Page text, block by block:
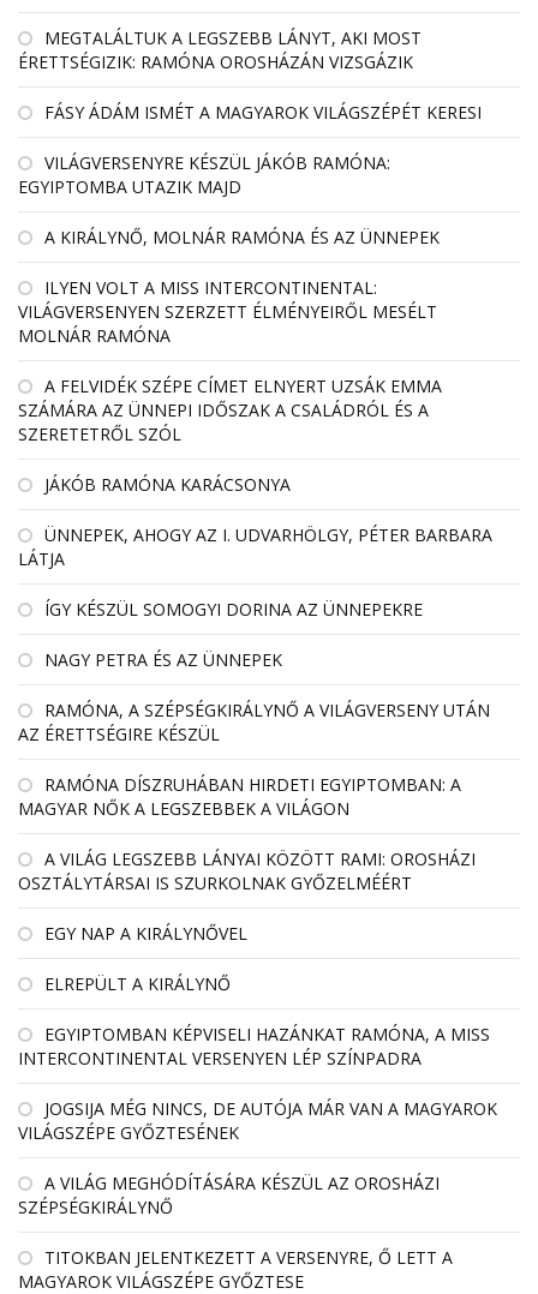
MEGTALÁLTUK A LEGSZEBB LÁNYT, AKI MOST
ÉRETTSÉGIZIK: RAMÓNA OROSHÁZÁN VIZSGÁZIK
FÁSY ÁDÁM ISMÉT A MAGYAROK VILÁGSZÉPÉT KERESI
VILÁGVERSENYRE KÉSZÜL JÁKÓB RAMÓNA:
EGYIPTOMBA UTAZIK MAJD
A KIRÁLYNŐ, MOLNÁR RAMÓNA ÉS AZ ÜNNEPEK
ILYEN VOLT A MISS INTERCONTINENTAL:
VILÁGVERSENYEN SZERZETT ÉLMÉNYEIRŐL MESÉLT
MOLNÁR RAMÓNA
A FELVIDÉK SZÉPE CÍMET ELNYERT UZSÁK EMMA
SZÁMÁRA AZ ÜNNEPI IDŐSZAK A CSALÁDRÓL ÉS A
SZERETETRŐL SZÓL
JÁKÓB RAMÓNA KARÁCSONYA
ÜNNEPEK, AHOGY AZ I. UDVARHÖLGY, PÉTER BARBARA
LÁTJA
ÍGY KÉSZÜL SOMOGYI DORINA AZ ÜNNEPEKRE
NAGY PETRA ÉS AZ ÜNNEPEK
RAMÓNA, A SZÉPSÉGKIRÁLYNŐ A VILÁGVERSENY UTÁN
AZ ÉRETTSÉGIRE KÉSZÜL
RAMÓNA DÍSZRUHÁBAN HIRDETI EGYIPTOMBAN: A
MAGYAR NŐK A LEGSZEBBEK A VILÁGON
A VILÁG LEGSZEBB LÁNYAI KÖZÖTT RAMI: OROSHÁZI
OSZTÁLYTÁRSAI IS SZURKOLNAK GYŐZELMÉÉRT
EGY NAP A KIRÁLYNŐVEL
ELREPÜLT A KIRÁLYNŐ
EGYIPTOMBAN KÉPVISELI HAZÁNKAT RAMÓNA, A MISS
INTERCONTINENTAL VERSENYEN LÉP SZÍNPADRA
JOGSIJA MÉG NINCS, DE AUTÓJA MÁR VAN A MAGYAROK
VILÁGSZÉPE GYŐZTESÉNEK
A VILÁG MEGHÓDÍTÁSÁRA KÉSZÜL AZ OROSHÁZI
SZÉPSÉGKIRÁLYNŐ
TITOKBAN JELENTKEZETT A VERSENYRE, Ő LETT A
MAGYAROK VILÁGSZÉPE GYŐZTESE